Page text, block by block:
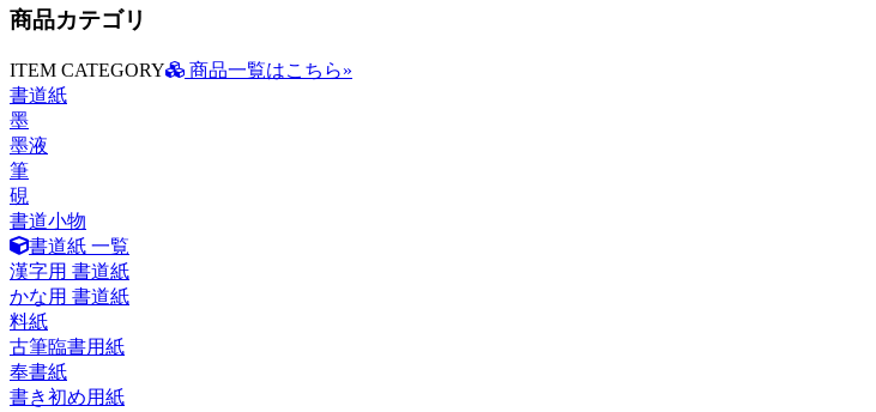
商品カテゴリ
ITEM CATEGORY
商品一覧はこちら»
書道紙
墨
墨液
筆
硯
書道小物
書道紙 一覧
漢字用 書道紙
かな用 書道紙
料紙
古筆臨書用紙
奉書紙
書き初め用紙